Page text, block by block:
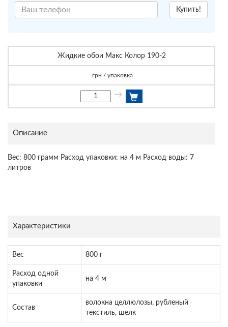
Купить!
Жидкие обои Макс Колор 190-2
грн / упаковка
→
Описание
Вес: 800 грамм Расход упаковки: на 4 м Расход воды: 7
литров
Характеристики
Вес 800 г
Расход одной
упаковки
на 4 м
Состав
волокна целлюлозы, рубленый
текстиль, шелк